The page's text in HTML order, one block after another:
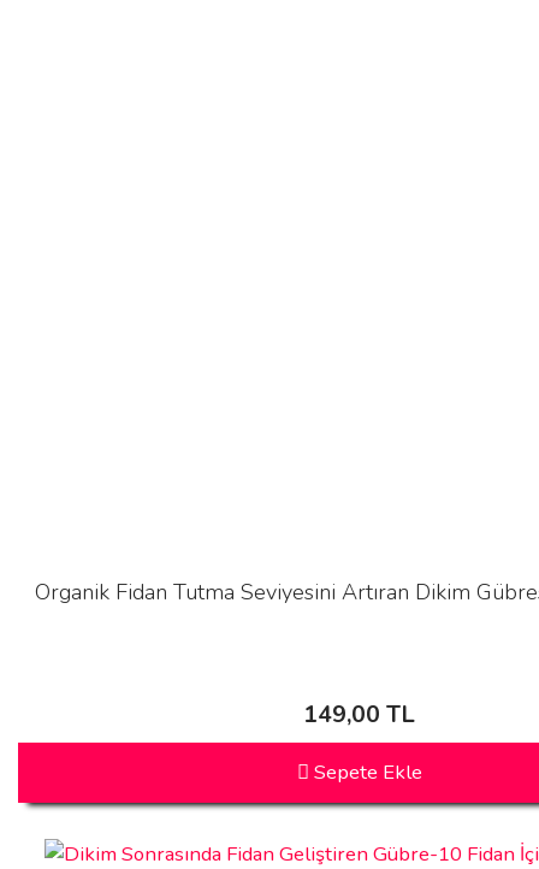
Organik Fidan Tutma Seviyesini Artıran Dikim
149,00 TL
Sepete Ekle